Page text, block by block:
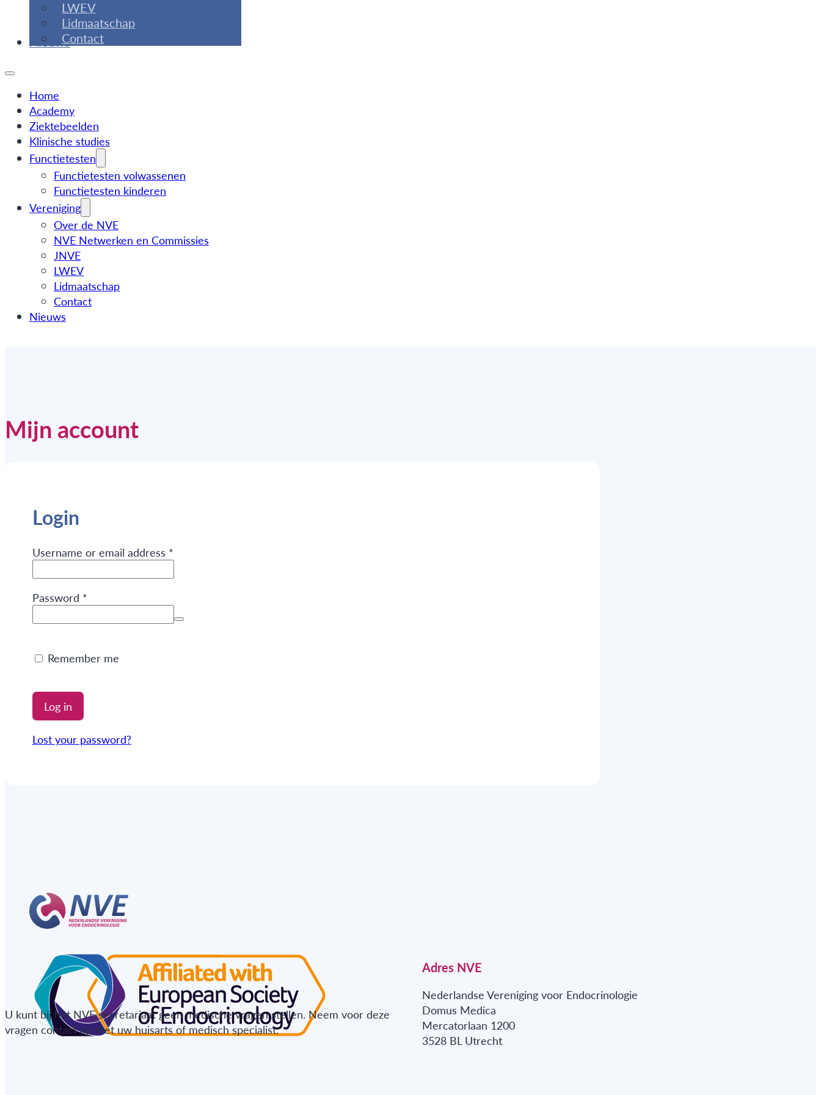
LWEV
Lidmaatschap
Contact
Nieuws
Home
Academy
Ziektebeelden
Klinische studies
Functietesten
Functietesten volwassenen
Functietesten kinderen
Vereniging
Over de NVE
NVE Netwerken en Commissies
JNVE
LWEV
Lidmaatschap
Contact
Nieuws
Mijn account
Login
Username or email address *Required
Password *Required
Remember me
Log in
Lost your password?
U kunt bij het NVE secretariaat geen medische vragen stellen. Neem voor deze
vragen contact op met uw huisarts of medisch specialist.
Adres NVE
Nederlandse Vereniging voor Endocrinologie
Domus Medica
Mercatorlaan 1200
3528 BL Utrecht